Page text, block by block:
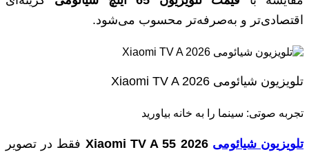
اقتصادی‌تر و به‌صرفه‌تر محسوب می‌شود.
تلویزیون شیائومی Xiaomi TV A 2026
تجربه صوتی: سینما را به خانه بیاورید
تلویزیون شیائومی Xiaomi TV A 55 2026
فقط در تصویر